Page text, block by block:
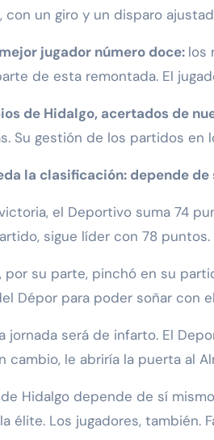
con un giro y un disparo
jugador número doce: los
de esta remontada. El
de Hidalgo, acertados de
Su gestión de los partidos
la clasificación: depende de
el Deportivo suma 74
sigue líder con 78
por su parte, pinchó en su
Dépor para poder soñar con
jornada será de infarto. El
cambio, le abriría la puerta al
Hidalgo depende de sí
élite. Los jugadores, también.